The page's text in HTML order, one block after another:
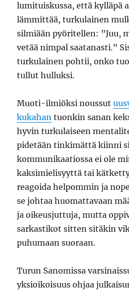
lumituiskussa, että kylläpä
lämmittää, turkulainen
silmiään pyöritellen: ”Juu,
vetää nimpal saatanasti.”
turkulainen pohtii, onko
tullut hulluksi.
Muoti-ilmiöksi noussut
kukahan tuonkin sanan
hyvin turkulaiseen
pidetään tinkimättä kiinni
kommunikaatiossa ei ole
kaksimielisyyttä tai
reagoida helpommin ja
se johtaa huomattavaan
ja oikeusjuttuja, mutta
sarkastikot sitten sitäkin
puhumaan suoraan.
Turun Sanomissa
yksioikoisuus ohjaa